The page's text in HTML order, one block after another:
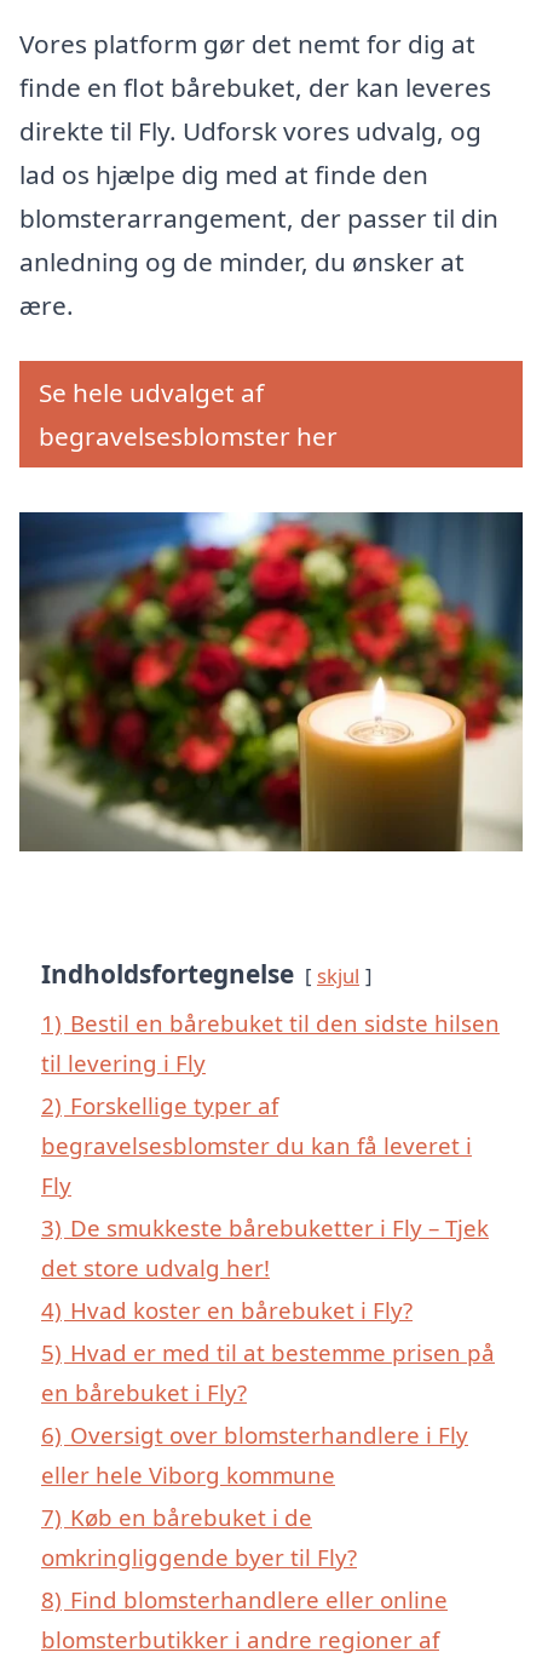
Vores platform gør det nemt for dig at
finde en flot bårebuket, der kan leveres
direkte til Fly. Udforsk vores udvalg, og
lad os hjælpe dig med at finde den
blomsterarrangement, der passer til din
anledning og de minder, du ønsker at
ære.
Se hele udvalget af
begravelsesblomster her
Indholdsfortegnelse skjul
1) Bestil en bårebuket til den sidste hilsen
til levering i Fly
2) Forskellige typer af
begravelsesblomster du kan få leveret i
Fly
3) De smukkeste bårebuketter i Fly – Tjek
det store udvalg her!
4) Hvad koster en bårebuket i Fly?
5) Hvad er med til at bestemme prisen på
en bårebuket i Fly?
6) Oversigt over blomsterhandlere i Fly
eller hele Viborg kommune
7) Køb en bårebuket i de
omkringliggende byer til Fly?
8) Find blomsterhandlere eller online
blomsterbutikker i andre regioner af